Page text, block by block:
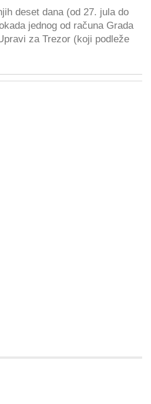
deset dana (od 27. jula do
jednog od računa Grada
za Trezor (koji podleže